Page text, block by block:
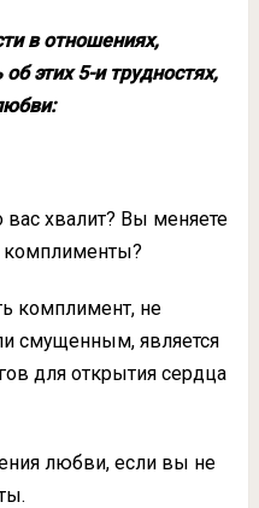
в отношениях,
этих 5-и трудностях,
вас хвалит? Вы меняете
комплименты?
комплимент, не
смущенным, является
для открытия сердца
любви, если вы не